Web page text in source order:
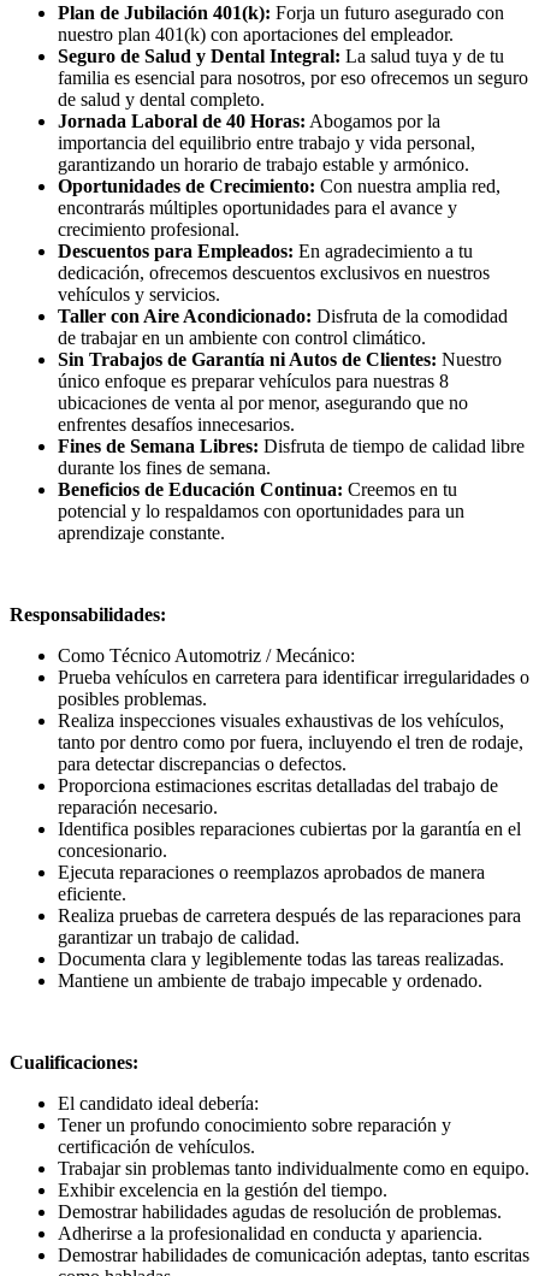
Plan de Jubilación 401(k): Forja un futuro asegurado con
nuestro plan 401(k) con aportaciones del empleador.
Seguro de Salud y Dental Integral: La salud tuya y de tu
familia es esencial para nosotros, por eso ofrecemos un seguro
de salud y dental completo.
Jornada Laboral de 40 Horas: Abogamos por la
importancia del equilibrio entre trabajo y vida personal,
garantizando un horario de trabajo estable y armónico.
Oportunidades de Crecimiento: Con nuestra amplia red,
encontrarás múltiples oportunidades para el avance y
crecimiento profesional.
Descuentos para Empleados: En agradecimiento a tu
dedicación, ofrecemos descuentos exclusivos en nuestros
vehículos y servicios.
Taller con Aire Acondicionado: Disfruta de la comodidad
de trabajar en un ambiente con control climático.
Sin Trabajos de Garantía ni Autos de Clientes: Nuestro
único enfoque es preparar vehículos para nuestras 8
ubicaciones de venta al por menor, asegurando que no
enfrentes desafíos innecesarios.
Fines de Semana Libres: Disfruta de tiempo de calidad libre
durante los fines de semana.
Beneficios de Educación Continua: Creemos en tu
potencial y lo respaldamos con oportunidades para un
aprendizaje constante.
Responsabilidades:
Como Técnico Automotriz / Mecánico:
Prueba vehículos en carretera para identificar irregularidades o
posibles problemas.
Realiza inspecciones visuales exhaustivas de los vehículos,
tanto por dentro como por fuera, incluyendo el tren de rodaje,
para detectar discrepancias o defectos.
Proporciona estimaciones escritas detalladas del trabajo de
reparación necesario.
Identifica posibles reparaciones cubiertas por la garantía en el
concesionario.
Ejecuta reparaciones o reemplazos aprobados de manera
eficiente.
Realiza pruebas de carretera después de las reparaciones para
garantizar un trabajo de calidad.
Documenta clara y legiblemente todas las tareas realizadas.
Mantiene un ambiente de trabajo impecable y ordenado.
Cualificaciones:
El candidato ideal debería:
Tener un profundo conocimiento sobre reparación y
certificación de vehículos.
Trabajar sin problemas tanto individualmente como en equipo.
Exhibir excelencia en la gestión del tiempo.
Demostrar habilidades agudas de resolución de problemas.
Adherirse a la profesionalidad en conducta y apariencia.
Demostrar habilidades de comunicación adeptas, tanto escritas